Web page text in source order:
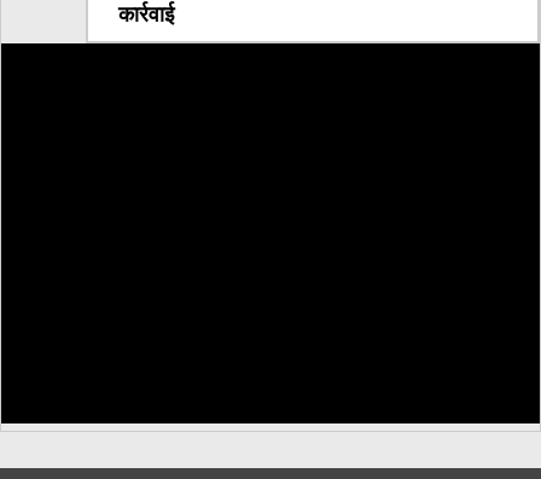
कार्रवाई